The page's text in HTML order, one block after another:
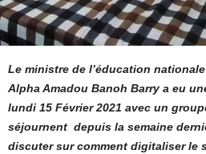
Le ministre de l’éducation
Alpha Amadou Banoh Barry a eu
lundi 15 Février 2021 avec un
séjournent depuis la semaine
discuter sur comment digitaliser le